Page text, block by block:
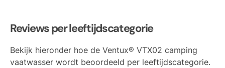
Reviews per leeftijdscategorie
Bekijk hieronder hoe de Ventux® VTX02 camping
vaatwasser wordt beoordeeld per leeftijdscategorie.